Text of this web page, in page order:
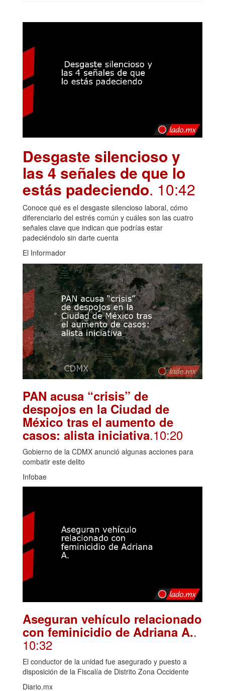
Desgaste silencioso y
las 4 señales de que lo
estás padeciendo. 10:42
Conoce qué es el desgaste silencioso laboral, cómo
diferenciarlo del estrés común y cuáles son las cuatro
señales clave que indican que podrías estar
padeciéndolo sin darte cuenta
El Informador
PAN acusa “crisis” de
despojos en la Ciudad de
México tras el aumento de
casos: alista iniciativa.10:20
Gobierno de la CDMX anunció algunas acciones para
combatir este delito
Infobae
Aseguran vehículo relacionado
con feminicidio de Adriana A..
10:32
El conductor de la unidad fue asegurado y puesto a
disposición de la Fiscalía de Distrito Zona Occidente
Diario.mx